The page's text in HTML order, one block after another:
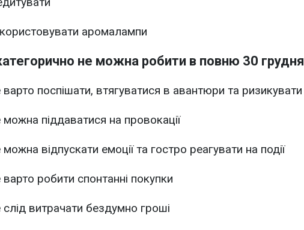
аромалампи
не можна робити в повню 30 грудня
поспішати, втягуватися в авантюри та ризикувати
піддаватися на провокації
відпускати емоції та гостро реагувати на події
робити спонтанні покупки
слід витрачати бездумно гроші